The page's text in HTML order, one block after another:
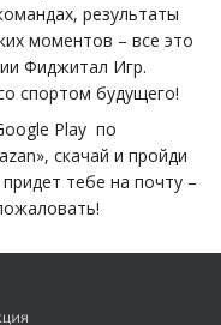
результаты
моментов – все это
Фиджитал Игр.
спортом будущего!
Play по
скачай и пройди
тебе на почту –